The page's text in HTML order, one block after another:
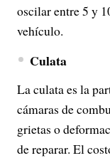
oscilar entre 5 y
vehículo.
Culata
La culata es la
cámaras de
grietas o
de reparar. El